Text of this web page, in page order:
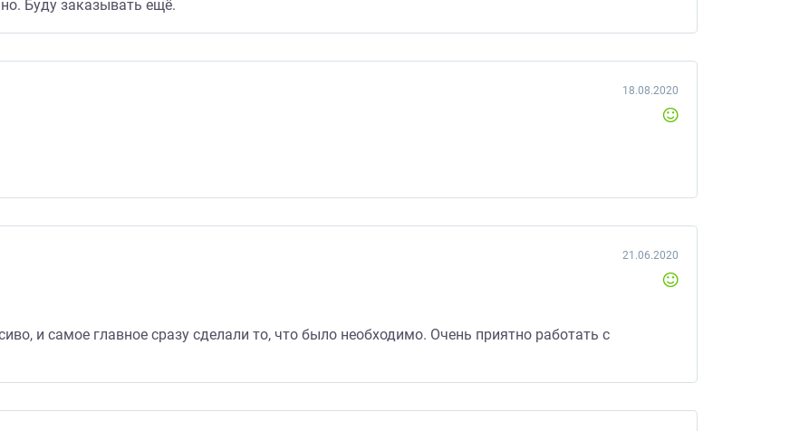
Буду заказывать ещё.
18.08.2020
21.06.2020
и самое главное сразу сделали то, что было необходимо. Очень приятно работать с